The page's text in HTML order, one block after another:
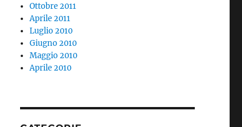
Ottobre 2011
Aprile 2011
Luglio 2010
Giugno 2010
Maggio 2010
Aprile 2010